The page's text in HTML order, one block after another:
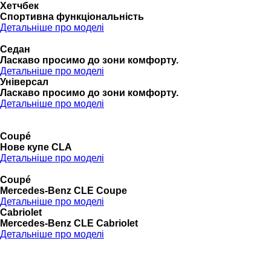
Хетчбек
Спортивна функціональність
Детальніше про моделі
Седан
Ласкаво просимо до зони комфорту.
Детальніше про моделі
Універсал
Ласкаво просимо до зони комфорту.
Детальніше про моделі
Coupé
Нове купе CLA
Детальніше про моделі
Coupé
Mercedes-Benz CLE Coupe
Детальніше про моделі
Cabriolet
Mercedes-Benz CLE Cabriolet
Детальніше про моделі